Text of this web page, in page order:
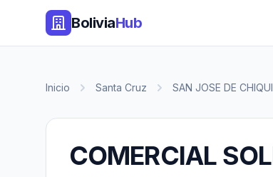
BoliviaHub
Inicio Santa Cruz SAN JOSE DE
COMERCIAL